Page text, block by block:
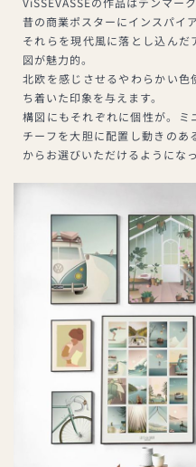
昔の商業ポスターにインスパイ
それらを現代風に落とし込ん
図が魅力的。
北欧を感じさせるやわらかい
ち着いた印象を与えます。
構図にもそれぞれに個性が。ミ
チーフを大胆に配置し動きの
からお選びいただけるようになっ